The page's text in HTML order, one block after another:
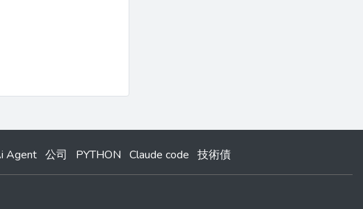
Agent 公司 PYTHON Claude code 技術債